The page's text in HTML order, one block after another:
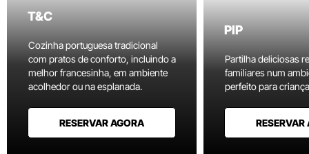
T&C
Cozinha portuguesa tradicional
com pratos de conforto, incluindo a
melhor francesinha, em ambiente
acolhedor ou na esplanada.
RESERVAR AGORA
PIP
Partilha deliciosas
familiares num
perfeito para
RESERVAR